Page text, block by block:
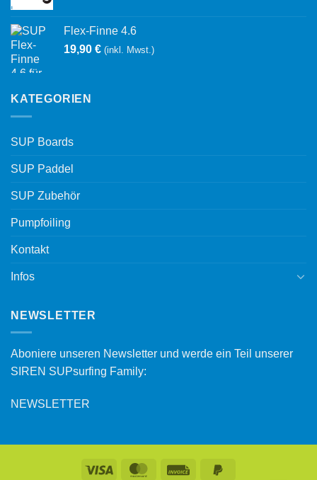
Flex-Finne 4.6
19,90 € (inkl. Mwst.)
KATEGORIEN
SUP Boards
SUP Paddel
SUP Zubehör
Pumpfoiling
Kontakt
Infos
NEWSLETTER
Aboniere unseren Newsletter und werde ein Teil unserer
SIREN SUPsurfing Family:
NEWSLETTER